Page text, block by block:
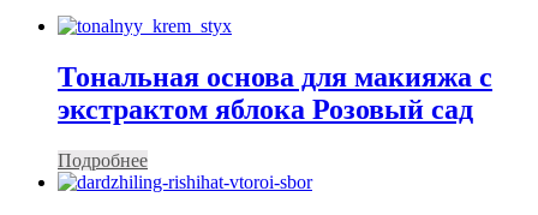
Тональная основа для макияжа с
экстрактом яблока Розовый сад
Подробнее